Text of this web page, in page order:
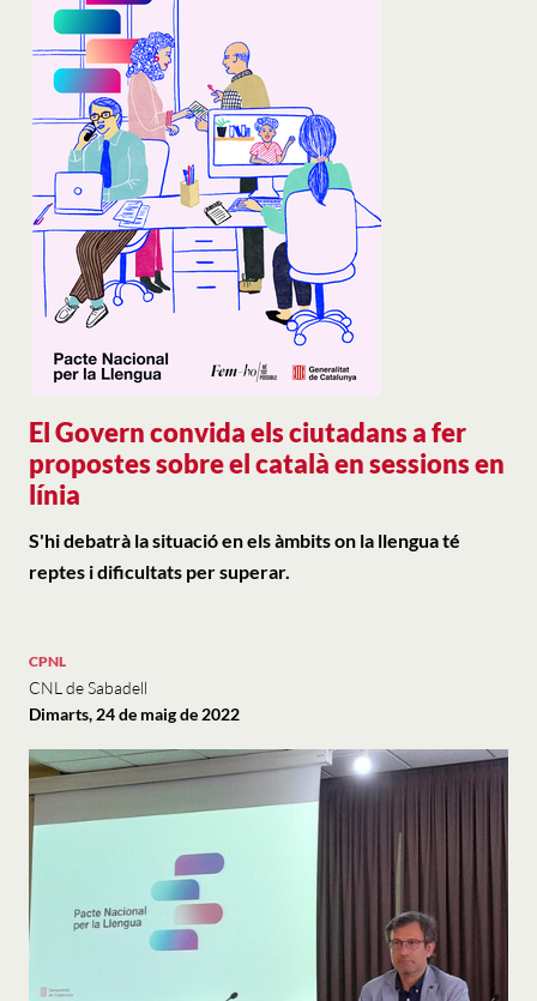
El Govern convida els ciutadans a fer
propostes sobre el català en sessions en
línia
S'hi debatrà la situació en els àmbits on la llengua té
reptes i dificultats per superar.
CPNL
CNL de Sabadell
Dimarts, 24 de maig de 2022